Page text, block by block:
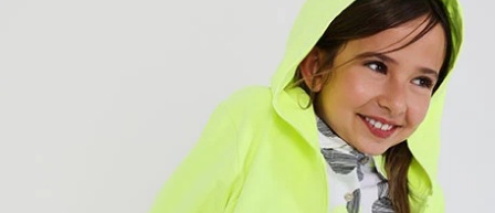
Inizio ordine